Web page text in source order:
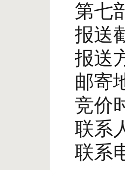
第七
报送
报送
邮寄
竞价
联系
联系